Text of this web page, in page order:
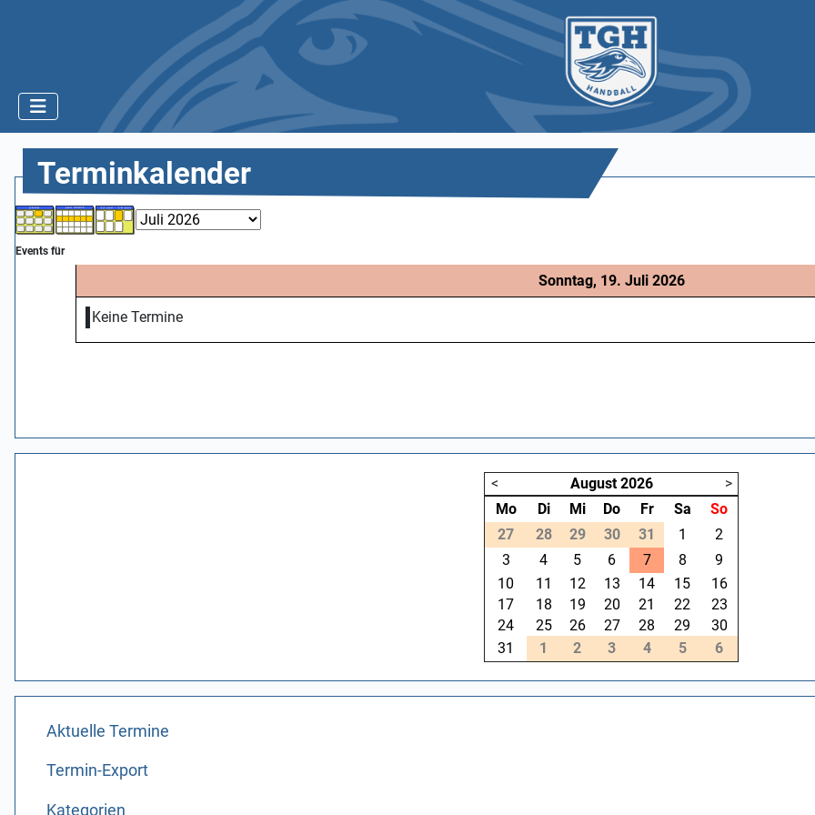
Terminkalender
Events für
Sonntag, 19. Juli 2026
Keine Termine
< August 2026
>
Mo
Di Mi Do Fr Sa
So
27
28 29 30 31 1
2
3
4 5 6 7 8
9
10
11 12 13 14 15
16
17
18 19 20 21 22
23
24
25 26 27 28 29
30
31
1 2 3 4 5 6
Aktuelle Termine
Termin-Export
Kategorien